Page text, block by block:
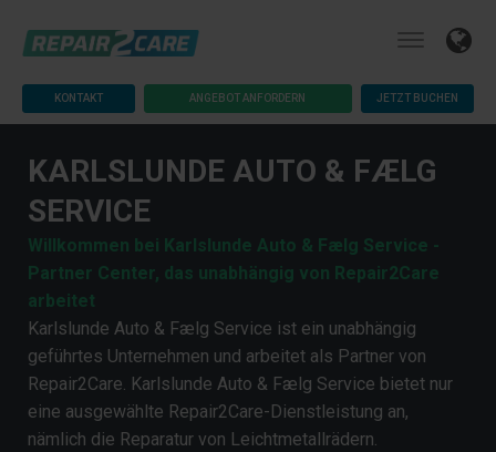
KONTAKT ANGEBOT ANFORDERN JETZT BUCHEN
KARLSLUNDE AUTO & FÆLG
SERVICE
Willkommen bei Karlslunde Auto & Fælg Service -
Partner Center, das unabhängig von Repair2Care
arbeitet
Karlslunde Auto & Fælg Service ist ein unabhängig
geführtes Unternehmen und arbeitet als Partner von
Repair2Care. Karlslunde Auto & Fælg Service bietet nur
eine ausgewählte Repair2Care-Dienstleistung an,
nämlich die Reparatur von Leichtmetallrädern.